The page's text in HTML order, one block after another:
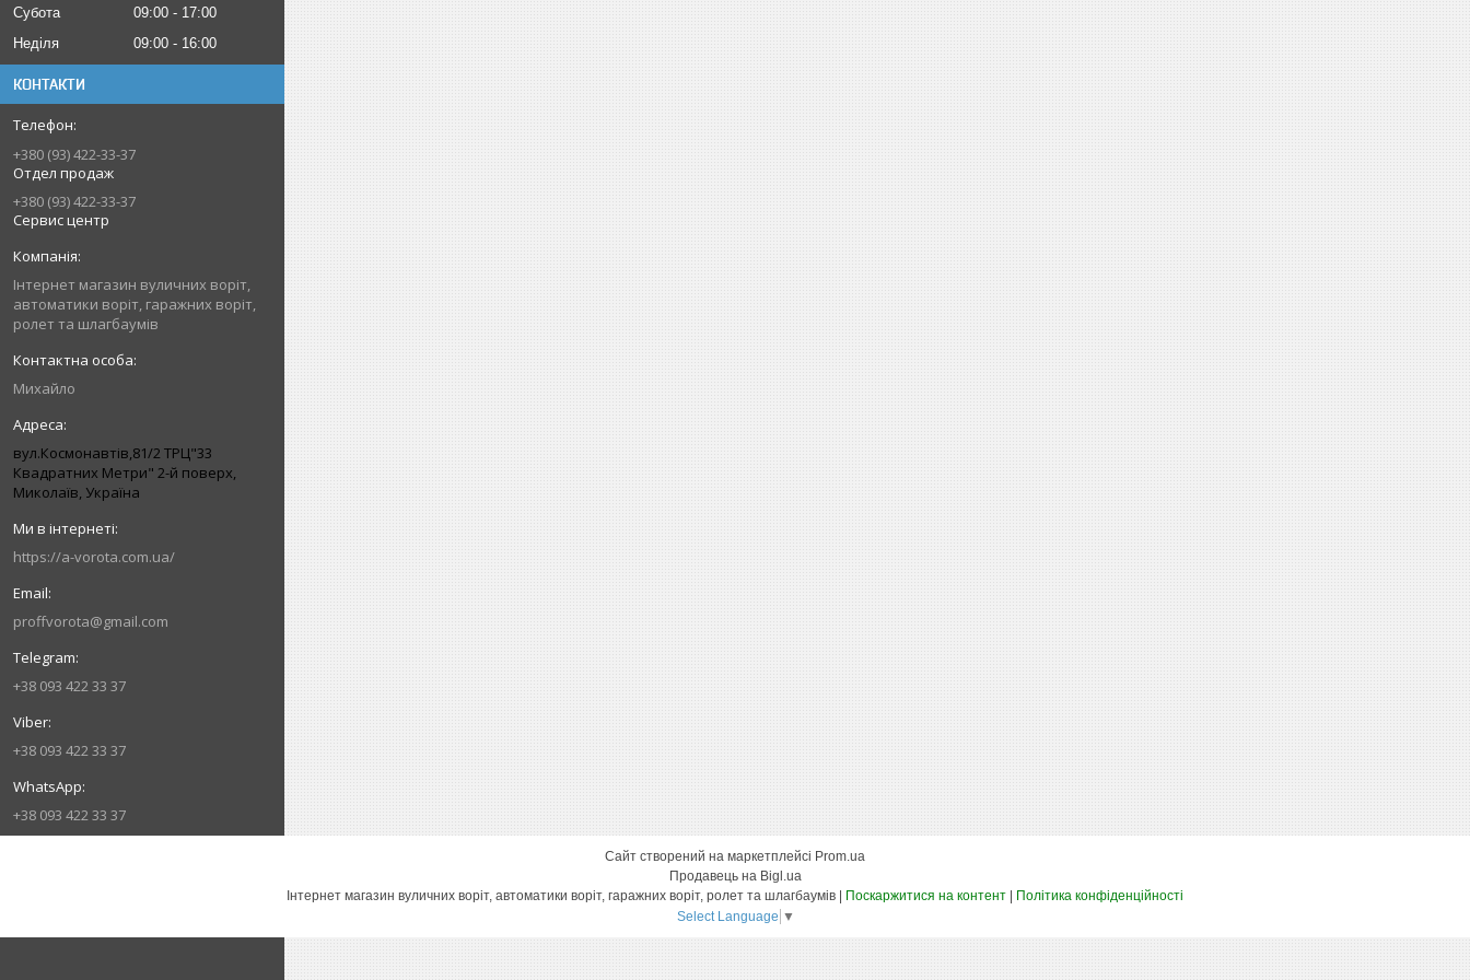
Субота
09:00
17:00
Неділя
09:00 16:00
КОНТАКТИ
+380 (93) 422-33-37
Отдел продаж
+380 (93) 422-33-37
Сервис центр
Інтернет магазин вуличних воріт,
автоматики воріт, гаражних воріт,
ролет та шлагбаумів
Михайло
вул.Космонавтів,81/2 ТРЦ"33
Квадратних Метри" 2-й поверх,
Миколаїв, Україна
https://a-vorota.com.ua/
proffvorota@gmail.com
+38 093 422 33 37
+38 093 422 33 37
+38 093 422 33 37
Сайт створений на маркетплейсі Prom.ua
Продавець на Bigl.ua
Поскаржитися на контент
Політика конфіденційності
Select Language ▼